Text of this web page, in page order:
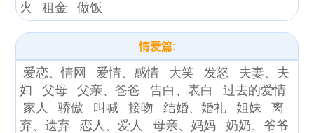
火
租金 做饭
情爱篇:
爱恋、情网 爱情、感情 大笑 发怒
夫妻、夫
妇
父母 父亲、爸爸 告白、表白
过去的爱情
家人
骄傲 叫喊 接吻 结婚、婚礼 姐妹
离
弃、遗弃
恋人、爱人 母亲、妈妈
奶奶、爷爷